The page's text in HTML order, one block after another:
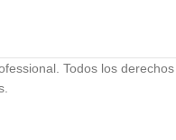
Todos los derechos